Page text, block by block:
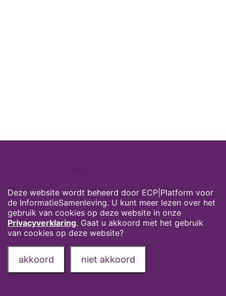
Deze website wordt beheerd door ECP|Platform voor
de InformatieSamenleving. U kunt meer lezen over het
gebruik van cookies op deze website in onze
Privacyverklaring. Gaat u akkoord met het gebruik
van cookies op deze website?
akkoord niet akkoord